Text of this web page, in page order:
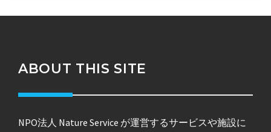
ABOUT THIS SITE
NPO法人 Nature Service が運営するサービスや施設に